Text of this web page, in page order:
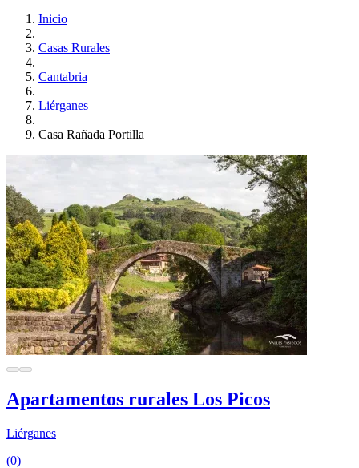
Inicio
Casas Rurales
Cantabria
Liérganes
Casa Rañada Portilla
Apartamentos rurales Los Picos
Liérganes
(0)